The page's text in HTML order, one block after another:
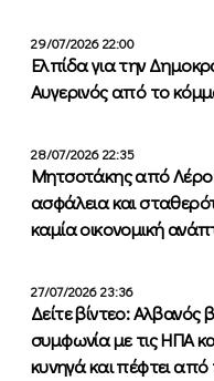
29/07/2026 22:00
Ελπίδα για την
Αυγερινός από το
28/07/2026 22:35
Μητσοτάκης από Λέρο:
ασφάλεια και
καμία οικονομική
27/07/2026 23:36
Δείτε βίντεο:
συμφωνία με τις ΗΠΑ
κυνηγά και πέφτει από